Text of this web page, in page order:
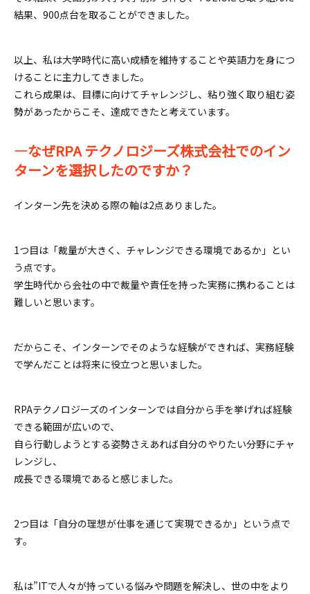
結果、900点台を取ることができました。
以上、私は大学時代に高い成績を維持することや英語力を身につ
けることに主力してきました。
これら成果は、目標に向けてチャレンジし、粘り強く取り組む姿
勢があったからこそ、達成できたと考えています。
―なぜRPA テクノロジーズ株式会社でのイン
ターンを選択したのですか？
インターン先を決める際の軸は2点ありました。
1つ目は「裁量が大きく、チャレンジできる環境であるか」とい
う点です。
学生時代から会社の中で裁量や責任を持った実務に携わることは
難しいと思います。
だからこそ、インターンでそのような経験ができれば、実務経験
で学んだことは将来に役立つと思いました。
RPAテクノロジーズのインターンでは自分から手を挙げれば経験
できる範囲が広いので、
自ら行動しようとする姿勢さえあれば自分のやりたい分野にチャ
レンジし、
成長できる環境であると感じました。
2つ目は「自分の理想が仕事を通じて実現できるか」という点で
す。
私は”ITで人々が持っている悩みや問題を解決し、世の中をより